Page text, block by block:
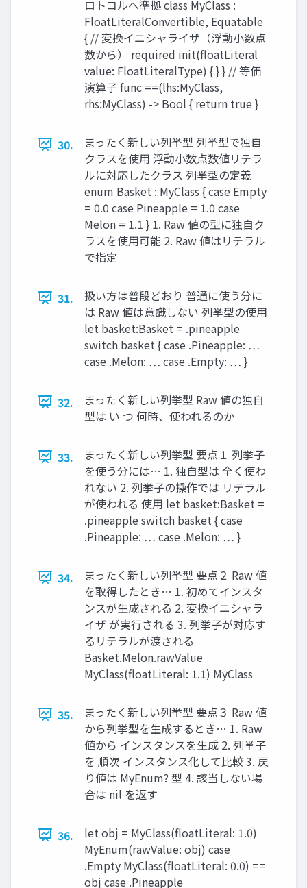
ロトコルへ準拠 class MyClass :
FloatLiteralConvertible, Equatable
{ // 変換イニシャライザ（浮動小数点
数から） required init(floatLiteral
value: FloatLiteralType) { } } // 等価
演算子 func ==(lhs:MyClass,
rhs:MyClass) -> Bool { return true }
30.
まったく新しい列挙型 列挙型で独自
クラスを使用 浮動小数点数値リテラ
ルに対応したクラス 列挙型の定義
enum Basket : MyClass { case Empty
= 0.0 case Pineapple = 1.0 case
Melon = 1.1 } 1. Raw 値の型に独自ク
ラスを使用可能 2. Raw 値はリテラル
で指定
31.
扱い方は普段どおり 普通に使う分に
は Raw 値は意識しない 列挙型の使用
let basket:Basket = .pineapple
switch basket { case .Pineapple: …
case .Melon: … case .Empty: … }
32.
まったく新しい列挙型 Raw 値の独自
型は い つ 何時、使われるのか
33.
まったく新しい列挙型 要点１ 列挙子
を使う分には… 1. 独自型は 全く使わ
れない 2. 列挙子の操作では リテラル
が使われる 使用 let basket:Basket =
.pineapple switch basket { case
.Pineapple: … case .Melon: … }
34.
まったく新しい列挙型 要点２ Raw 値
を取得したとき… 1. 初めてインスタ
ンスが生成される 2. 変換イニシャラ
イザ が実行される 3. 列挙子が対応す
るリテラルが渡される
Basket.Melon.rawValue
MyClass(floatLiteral: 1.1) MyClass
35.
まったく新しい列挙型 要点３ Raw 値
から列挙型を生成するとき… 1. Raw
値から インスタンスを生成 2. 列挙子
を 順次 インスタンス化して比較 3. 戻
り値は MyEnum? 型 4. 該当しない場
合は nil を返す
36.
let obj = MyClass(floatLiteral: 1.0)
MyEnum(rawValue: obj) case
.Empty MyClass(floatLiteral: 0.0) ==
obj case .Pineapple